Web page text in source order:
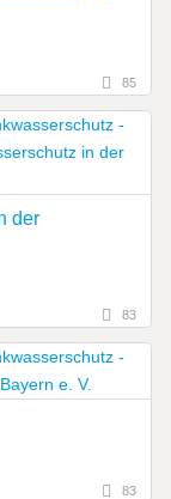
85
der
83
83